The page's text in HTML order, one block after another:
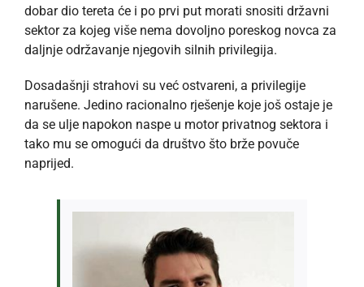
dobar dio tereta će i po prvi put morati snositi državni
sektor za kojeg više nema dovoljno poreskog novca za
daljnje održavanje njegovih silnih privilegija.
Dosadašnji strahovi su već ostvareni, a privilegije
narušene. Jedino racionalno rješenje koje još ostaje je
da se ulje napokon naspe u motor privatnog sektora i
tako mu se omogući da društvo što brže povuče
naprijed.